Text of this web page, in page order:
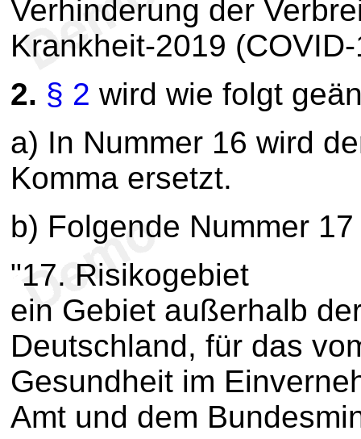
Verhinderung der
Krankheit-2019
2. § 2 wird wie folgt
a) In Nummer 16 wird
Komma ersetzt.
b) Folgende Nummer
"17. Risikogebiet
ein Gebiet außerhalb
Deutschland, für das
Gesundheit im
Amt und dem